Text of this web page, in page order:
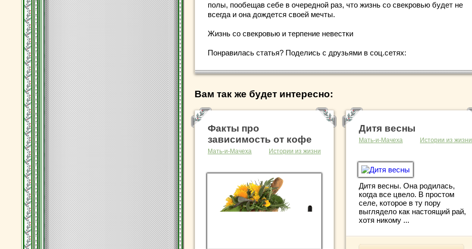
полы, пообещав себе в очередной раз, что жизнь со свекровью будет не
всегда и она дождется своей мечты.
Жизнь со свекровью и терпение невестки
Понравилась статья? Поделись с друзьями в соц.сетях:
Вам так же будет интересно:
Факты про
зависимость от кофе
Мать-и-Мачеха Истории из жизни
Дитя весны
Мать-и-Мачеха Истории из жизни
Дитя весны. Она родилась,
когда все цвело. В простом
селе, которое в ту пору
выглядело как настоящий рай,
хотя никому ...